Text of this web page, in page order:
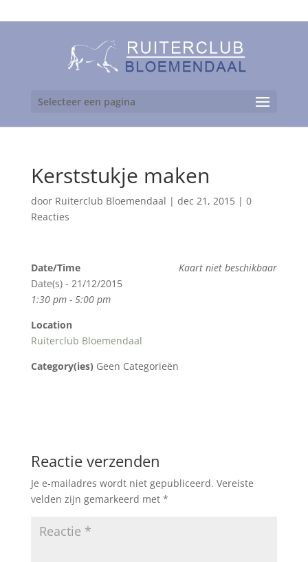
Selecteer een pagina
Kerststukje maken
door Ruiterclub Bloemendaal | dec 21, 2015| 0
Reacties
Kaart niet beschikbaar
Date/Time
Date(s) - 21/12/2015
1:30 pm - 5:00 pm
Location
Ruiterclub Bloemendaal
Category(ies) Geen Categorieën
Reactie verzenden
Je e-mailadres wordt niet gepubliceerd. Vereiste
velden zijn gemarkeerd met *